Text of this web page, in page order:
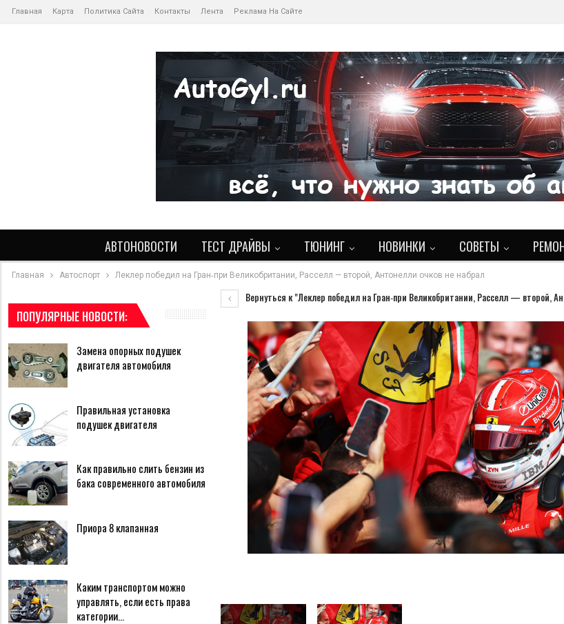
Главная Карта Политика Сайта Контакты Лента Реклама На Сайте
АВТОНОВОСТИ ТЕСТ ДРАЙВЫ ТЮНИНГ НОВИНКИ СОВЕТЫ
Главная Автоспорт Леклер победил на Гран‑при Великобритании, Расселл — второй, Антонелли очков не набрал
Вернуться к "Леклер победил на Гран‑при Великобритании, Расселл — второй,
ПОПУЛЯРНЫЕ НОВОСТИ:
Замена опорных подушек
двигателя автомобиля
Правильная установка
подушек двигателя
Как правильно слить бензин из
бака современного автомобиля
Приора 8 клапанная
Каким транспортом можно
управлять, если есть права
категории…